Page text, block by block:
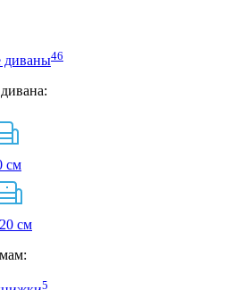
диваны46
см
см
5